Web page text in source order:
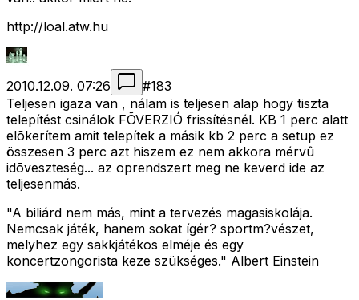
http://loal.atw.hu
2010.12.09. 07:26 #183
Teljesen igaza van , nálam is teljesen alap hogy tiszta
telepítést csinálok FÕVERZIÓ frissítésnél. KB 1 perc alatt
elõkerítem amit telepítek a másik kb 2 perc a setup ez
összesen 3 perc azt hiszem ez nem akkora mérvû
idõveszteség... az oprendszert meg ne keverd ide az
teljesenmás.
"A biliárd nem más, mint a tervezés magasiskolája.
Nemcsak játék, hanem sokat ígér? sportm?vészet,
melyhez egy sakkjátékos elméje és egy
koncertzongorista keze szükséges." Albert Einstein